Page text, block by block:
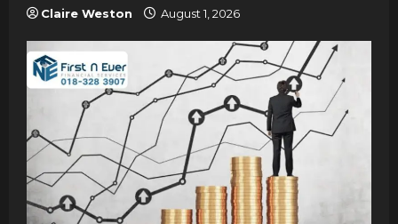
Claire Weston August 1, 2026